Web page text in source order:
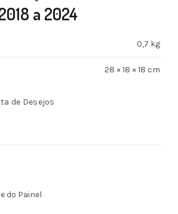
a 2024
0,7 kg
28 × 18 × 18 cm
de Desejos
do Painel